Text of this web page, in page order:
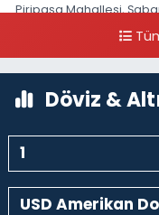
Piripaşa Mahallesi,
Döviz &